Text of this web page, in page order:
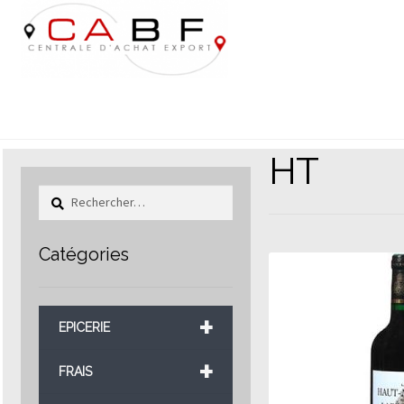
Aller
à
la
Aller
au
contenu
HT
Rechercher :
Catégories
+
EPICERIE
+
FRAIS